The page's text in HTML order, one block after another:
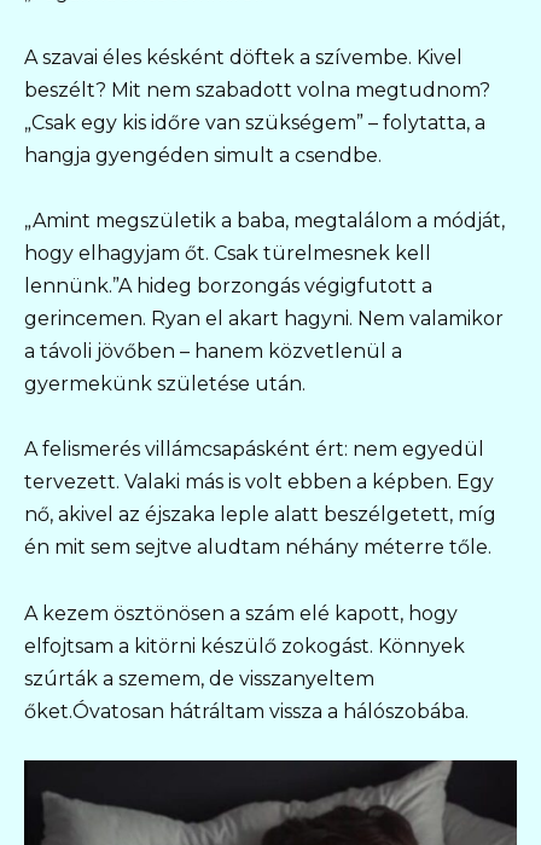
A szavai éles késként döftek a szívembe. Kivel
beszélt? Mit nem szabadott volna megtudnom?
„Csak egy kis időre van szükségem” – folytatta, a
hangja gyengéden simult a csendbe.
„Amint megszületik a baba, megtalálom a módját,
hogy elhagyjam őt. Csak türelmesnek kell
lennünk.”A hideg borzongás végigfutott a
gerincemen. Ryan el akart hagyni. Nem valamikor
a távoli jövőben – hanem közvetlenül a
gyermekünk születése után.
A felismerés villámcsapásként ért: nem egyedül
tervezett. Valaki más is volt ebben a képben. Egy
nő, akivel az éjszaka leple alatt beszélgetett, míg
én mit sem sejtve aludtam néhány méterre tőle.
A kezem ösztönösen a szám elé kapott, hogy
elfojtsam a kitörni készülő zokogást. Könnyek
szúrták a szemem, de visszanyeltem
őket.Óvatosan hátráltam vissza a hálószobába.